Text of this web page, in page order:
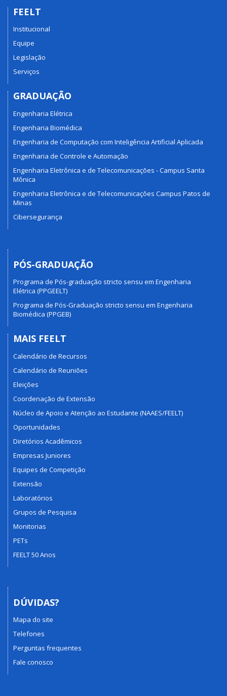
FEELT
Institucional
Equipe
Legislação
Serviços
GRADUAÇÃO
Engenharia Elétrica
Engenharia Biomédica
Engenharia de Computação com Inteligência Artificial Aplicada
Engenharia de Controle e Automação
Engenharia Eletrônica e de Telecomunicações - Campus Santa
Mônica
Engenharia Eletrônica e de Telecomunicações Campus Patos de
Minas
Cibersegurança
PÓS-GRADUAÇÃO
Programa de Pós-graduação stricto sensu em Engenharia
Elétrica (PPGEELT)
Programa de Pós-Graduação stricto sensu em Engenharia
Biomédica (PPGEB)
MAIS FEELT
Calendário de Recursos
Calendário de Reuniões
Eleições
Coordenação de Extensão
Núcleo de Apoio e Atenção ao Estudante (NAAES/FEELT)
Oportunidades
Diretórios Acadêmicos
Empresas Juniores
Equipes de Competição
Extensão
Laboratórios
Grupos de Pesquisa
Monitorias
PETs
FEELT 50 Anos
DÚVIDAS?
Mapa do site
Telefones
Perguntas frequentes
Fale conosco